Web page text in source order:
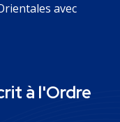
avec
à l'Ordre